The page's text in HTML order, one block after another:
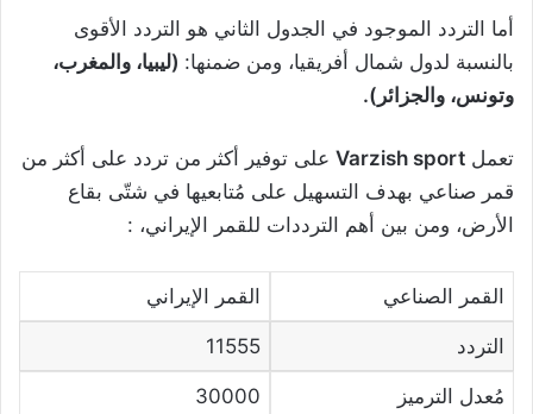
أما التردد الموجود في الجدول الثاني هو التردد الأقوى
بالنسبة لدول شمال أفريقيا، ومن ضمنها: (ليبيا، والمغرب،
وتونس، والجزائر).
تعمل Varzish sport على توفير أكثر من تردد على أكثر من
قمر صناعي بهدف التسهيل على مُتابعيها في شتّى بقاع
الأرض، ومن بين أهم الترددات للقمر الإيراني، :
القمر الصناعي القمر الإيراني
التردد 11555
مُعدل الترميز 30000